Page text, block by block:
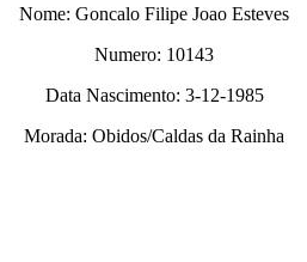
Nome: Goncalo Filipe Joao Esteves
Numero: 10143
Data Nascimento: 3-12-1985
Morada: Obidos/Caldas da Rainha